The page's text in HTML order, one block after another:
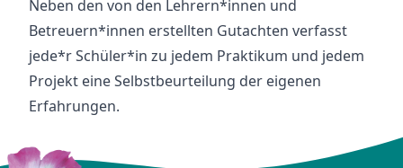
Neben den von den Lehrern*innen und
Betreuern*innen erstellten Gutachten verfasst
jede*r Schüler*in zu jedem Praktikum und jedem
Projekt eine Selbstbeurteilung der eigenen
Erfahrungen.